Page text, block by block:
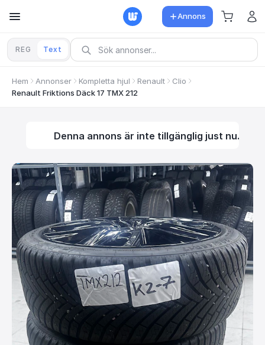
Annons
REG Text
Hem Annonser Kompletta hjul Renault
Clio
Renault Friktions Däck 17 TMX 212
Denna annons är inte tillgänglig just nu.